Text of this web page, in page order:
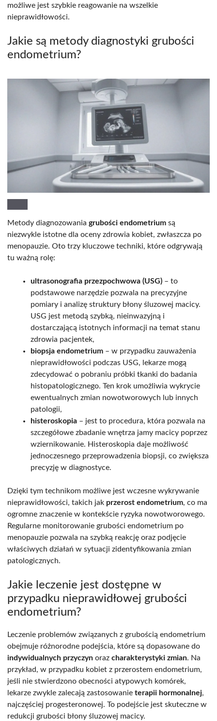
możliwe jest szybkie reagowanie na wszelkie
nieprawidłowości.
Jakie są metody diagnostyki grubości
endometrium?
Metody diagnozowania grubości endometrium są
niezwykle istotne dla oceny zdrowia kobiet, zwłaszcza po
menopauzie. Oto trzy kluczowe techniki, które odgrywają
tu ważną rolę:
ultrasonografia przezpochwowa (USG) – to
podstawowe narzędzie pozwala na precyzyjne
pomiary i analizę struktury błony śluzowej macicy.
USG jest metodą szybką, nieinwazyjną i
dostarczającą istotnych informacji na temat stanu
zdrowia pacjentek,
biopsja endometrium – w przypadku zauważenia
nieprawidłowości podczas USG, lekarze mogą
zdecydować o pobraniu próbki tkanki do badania
histopatologicznego. Ten krok umożliwia wykrycie
ewentualnych zmian nowotworowych lub innych
patologii,
histeroskopia – jest to procedura, która pozwala na
szczegółowe zbadanie wnętrza jamy macicy poprzez
wziernikowanie. Histeroskopia daje możliwość
jednoczesnego przeprowadzenia biopsji, co zwiększa
precyzję w diagnostyce.
Dzięki tym technikom możliwe jest wczesne wykrywanie
nieprawidłowości, takich jak przerost endometrium, co ma
ogromne znaczenie w kontekście ryzyka nowotworowego.
Regularne monitorowanie grubości endometrium po
menopauzie pozwala na szybką reakcję oraz podjęcie
właściwych działań w sytuacji zidentyfikowania zmian
patologicznych.
Jakie leczenie jest dostępne w
przypadku nieprawidłowej grubości
endometrium?
Leczenie problemów związanych z grubością endometrium
obejmuje różnorodne podejścia, które są dopasowane do
indywidualnych przyczyn oraz charakterystyki zmian. Na
przykład, w przypadku kobiet z przerostem endometrium,
jeśli nie stwierdzono obecności atypowych komórek,
lekarze zwykle zalecają zastosowanie terapii hormonalnej,
najczęściej progesteronowej. To podejście jest skuteczne w
redukcji grubości błony śluzowej macicy.